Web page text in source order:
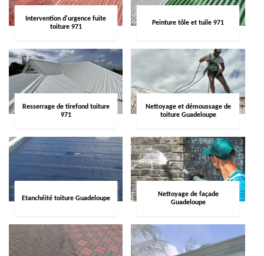
Intervention d'urgence fuite
toiture 971
Peinture tôle et tuile 971
Resserrage de tirefond toiture
971
Nettoyage et démoussage de
toiture Guadeloupe
Etanchéité toiture Guadeloupe
Nettoyage de façade
Guadeloupe